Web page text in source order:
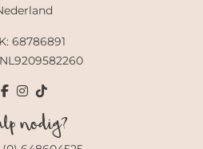
68786891
nodig?